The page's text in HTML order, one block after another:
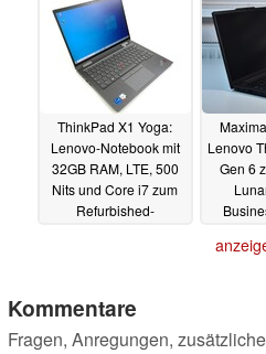
ThinkPad X1 Yoga:
Lenovo-Notebook mit
32GB RAM, LTE, 500
Nits und Core i7 zum
Refurbished-
Lenovo
Gen 6
Kommentare
Fragen, Anregungen,